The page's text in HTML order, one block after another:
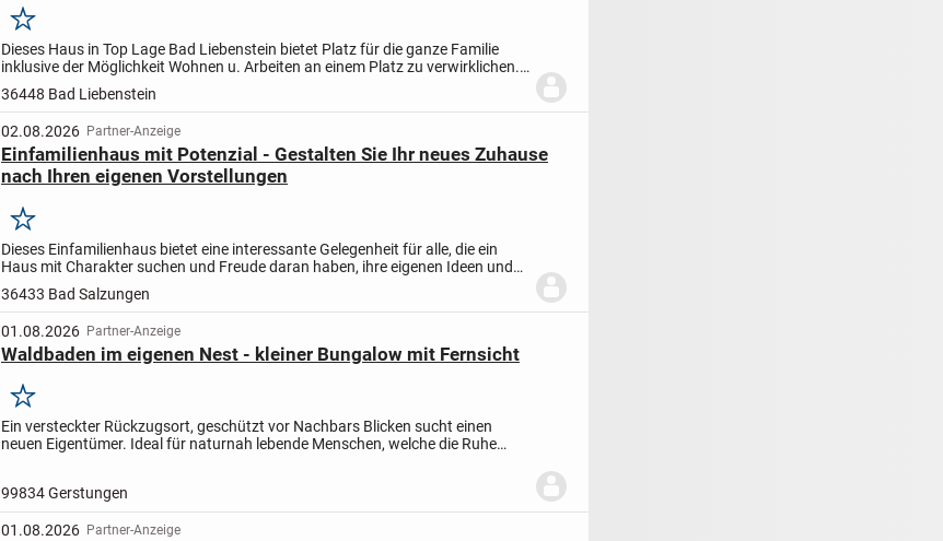
Merken
Dieses Haus in Top Lage Bad Liebenstein bietet Platz für die ganze Familie
inklusive der Möglichkeit Wohnen u. Arbeiten an einem Platz zu verwirklichen.
Das Haus kann sofort bezogen u. genutzt werden....
36448 Bad Liebenstein
02.08.2026 Partner-Anzeige
Einfamilienhaus mit Potenzial - Gestalten Sie Ihr neues Zuhause
nach Ihren eigenen Vorstellungen
Merken
Dieses Einfamilienhaus bietet eine interessante Gelegenheit für alle, die ein
Haus mit Charakter suchen und Freude daran haben, ihre eigenen Ideen und
Vorstellungen umzusetzen. Die Immobilie überzeugt...
36433 Bad Salzungen
01.08.2026 Partner-Anzeige
Waldbaden im eigenen Nest - kleiner Bungalow mit Fernsicht
Merken
Ein versteckter Rückzugsort, geschützt vor Nachbars Blicken sucht einen
neuen Eigentümer. Ideal für naturnah lebende Menschen, welche die Ruhe
99834 Gerstungen
01.08.2026 Partner-Anzeige